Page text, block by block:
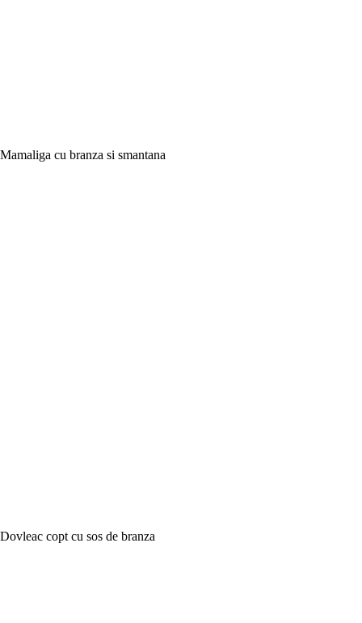
Mamaliga cu branza si smantana
Dovleac copt cu sos de branza